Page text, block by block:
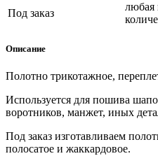
Под заказ
любая
Описание
Полотно трикотажное,
Используется для пошива
воротников, манжет, иных
Под заказ изготавливаем
полосатое и жаккардовое.